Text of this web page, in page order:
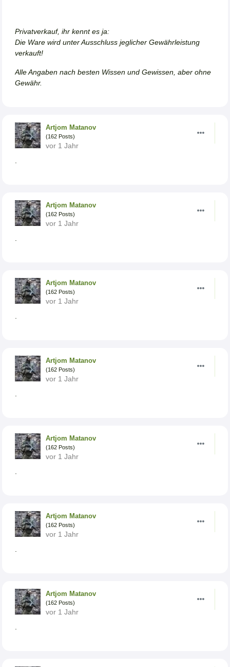
Privatverkauf, ihr kennt es ja:
Die Ware wird unter Ausschluss jeglicher Gewährleistung
verkauft!
Alle Angaben nach besten Wissen und Gewissen, aber ohne
Gewähr.
Artjom Matanov
(162 Posts)
vor 1 Jahr
.
Artjom Matanov
(162 Posts)
vor 1 Jahr
.
Artjom Matanov
(162 Posts)
vor 1 Jahr
.
Artjom Matanov
(162 Posts)
vor 1 Jahr
.
Artjom Matanov
(162 Posts)
vor 1 Jahr
.
Artjom Matanov
(162 Posts)
vor 1 Jahr
.
Artjom Matanov
(162 Posts)
vor 1 Jahr
.